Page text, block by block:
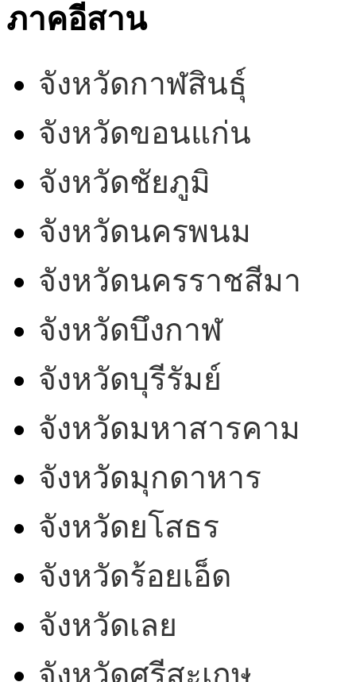
ภาคอีสาน
จังหวัดกาฬสินธุ์
จังหวัดขอนแก่น
จังหวัดชัยภูมิ
จังหวัดนครพนม
จังหวัดนครราชสีมา
จังหวัดบึงกาฬ
จังหวัดบุรีรัมย์
จังหวัดมหาสารคาม
จังหวัดมุกดาหาร
จังหวัดยโสธร
จังหวัดร้อยเอ็ด
จังหวัดเลย
จังหวัดศรีสะเกษ